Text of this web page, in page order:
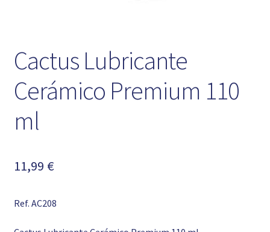
Cactus Lubricante
Cerámico Premium 110
ml
11,99 €
Ref. AC208